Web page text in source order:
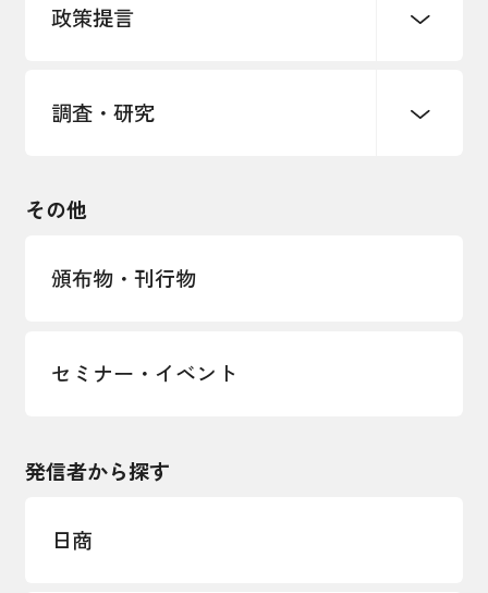
海外情報レポート
安全保障貿易管理・技術流出防止に関す
経営者保証に関するガイドライン
政策提言
中小企業経営
国土強靭化・社会基盤整備・震災復興
調査・研究
LOBO調査
その他
頒布物・刊行物
セミナー・イベント
発信者から探す
日商